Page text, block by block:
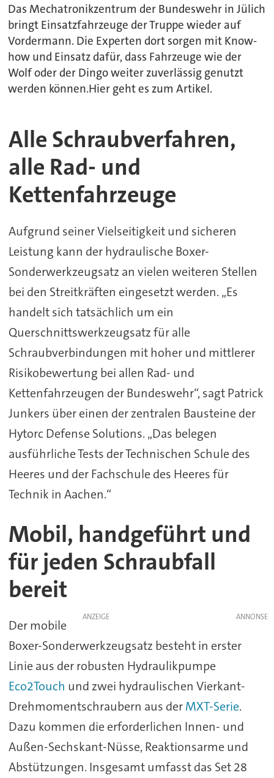
Das Mechatronikzentrum der Bundeswehr in Jülich
bringt Einsatzfahrzeuge der Truppe wieder auf
Vordermann. Die Experten dort sorgen mit Know-
how und Einsatz dafür, dass Fahrzeuge wie der
Wolf oder der Dingo weiter zuverlässig genutzt
werden können.Hier geht es zum Artikel.
Alle Schraubverfahren,
alle Rad- und
Kettenfahrzeuge
Aufgrund seiner Vielseitigkeit und sicheren
Leistung kann der hydraulische Boxer-
Sonderwerkzeugsatz an vielen weiteren Stellen
bei den Streitkräften eingesetzt werden. „Es
handelt sich tatsächlich um ein
Querschnittswerkzeugsatz für alle
Schraubverbindungen mit hoher und mittlerer
Risikobewertung bei allen Rad- und
Kettenfahrzeugen der Bundeswehr“, sagt Patrick
Junkers über einen der zentralen Bausteine der
Hytorc Defense Solutions. „Das belegen
ausführliche Tests der Technischen Schule des
Heeres und der Fachschule des Heeres für
Technik in Aachen.“
Mobil, handgeführt und
für jeden Schraubfall
bereit
ANZEIGE
Der mobile
Boxer-Sonderwerkzeugsatz besteht in erster
Linie aus der robusten Hydraulikpumpe
Eco2Touch und zwei hydraulischen Vierkant-
Drehmomentschraubern aus derMXT-Serie.
Dazu kommen die erforderlichen Innen- und
Außen-Sechskant-Nüsse, Reaktionsarme und
Abstützungen. Insgesamt umfasst das Set 28